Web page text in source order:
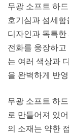
무광 소프트 하
호기심과 섬세
디자인과 독특
전화를 웅장하
는 여러 색상과
을 완벽하게 반
무광 소프트 하
로 만들어져 있
의 소재는 약한